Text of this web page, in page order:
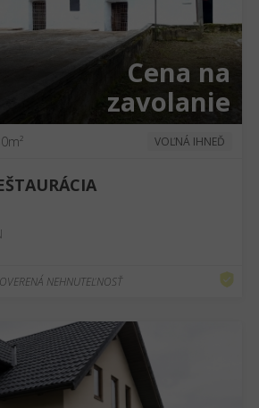
Cena na
zavolanie
VOĽNÁ IHNEĎ
OVERENÁ NEHNUTEĽNOSŤ